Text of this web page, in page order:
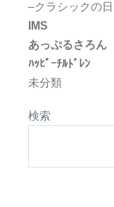
–クラシックの日
IMS
あっぷるさろん
ﾊｯﾋﾟｰﾁﾙﾄﾞﾚﾝ
未分類
検索